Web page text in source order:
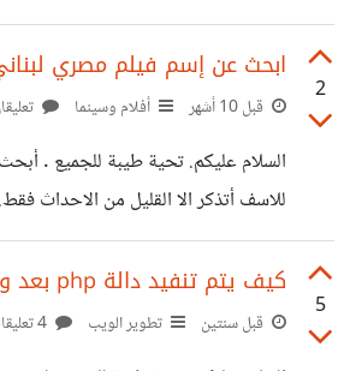
أريد موقع ويب للتشفير او كود جافا
خيرا...
2
ابحث عن إسم فيلم مصري
قبل 10 أشهر أفلام وسينما
السلام عليكم. تحية طيبة للجميع .
للاسف أتذكر الا القليل من الاحداث
بيروت لبنان و عن تفجيرات
اكياس بلاستيكيه سوداء ثم بضعونها
5
كيف يتم تنفيد دالة php بعد وقت محدد
قبل سنتين تطوير الويب